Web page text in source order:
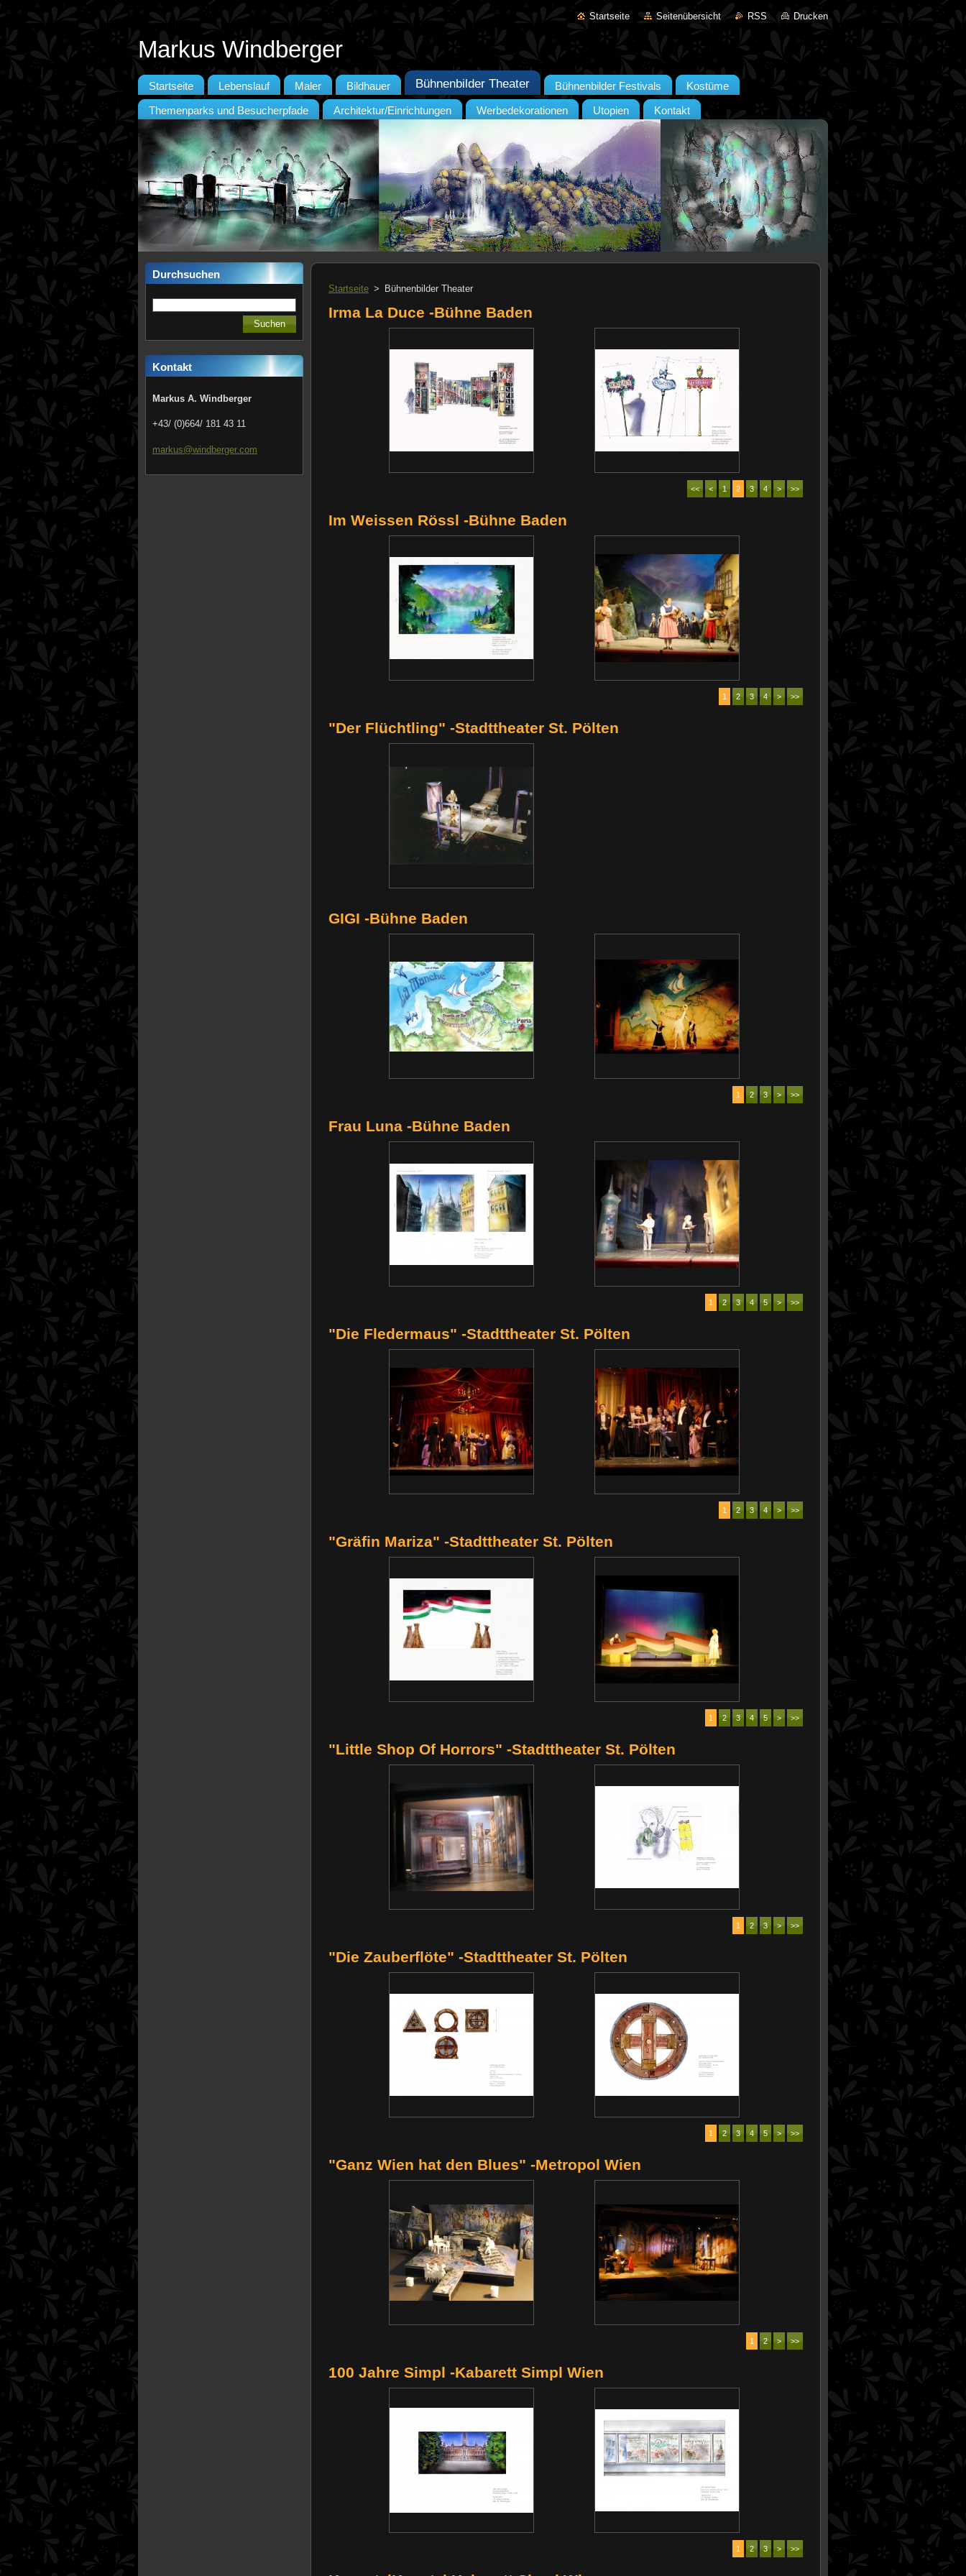
Startseite Seitenübersicht RSS Drucken
Markus Windberger
Startseite Lebenslauf Maler Bildhauer Bühnenbilder Theater Bühnenbilder Festivals Kostüme
Themenparks und Besucherpfade Architektur/Einrichtungen Werbedekorationen Utopien Kontakt
Durchsuchen
Kontakt
Markus A. Windberger
+43/ (0)664/ 181 43 11
markus@windberger.com
Startseite > Bühnenbilder Theater
Irma La Duce -Bühne Baden
<< < 1 2 3 4 > >>
Im Weissen Rössl -Bühne Baden
1 2 3 4 > >>
"Der Flüchtling" -Stadttheater St. Pölten
GIGI -Bühne Baden
1 2 3 > >>
Frau Luna -Bühne Baden
1 2 3 4 5 > >>
"Die Fledermaus" -Stadttheater St. Pölten
1 2 3 4 > >>
"Gräfin Mariza" -Stadttheater St. Pölten
1 2 3 4 5 > >>
"Little Shop Of Horrors" -Stadttheater St. Pölten
1 2 3 > >>
"Die Zauberflöte" -Stadttheater St. Pölten
1 2 3 4 5 > >>
"Ganz Wien hat den Blues" -Metropol Wien
1 2 > >>
100 Jahre Simpl -Kabarett Simpl Wien
1 2 3 > >>